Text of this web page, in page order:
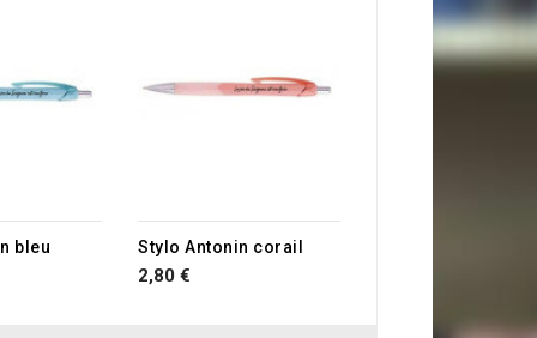
bleu Stylo Antonin corail
2,80 €